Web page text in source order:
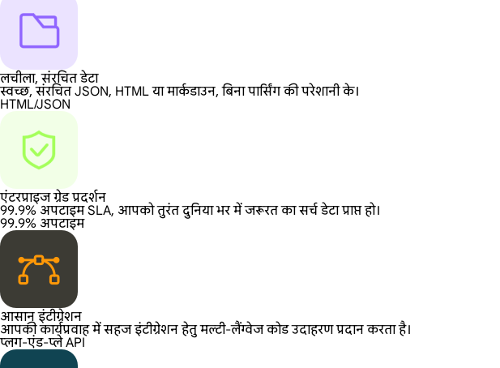
लचीला, संरचित डेटा
स्वच्छ, संरचित JSON, HTML या मार्कडाउन, बिना पार्सिंग की परेशानी के।
HTML/JSON
एंटरप्राइज ग्रेड प्रदर्शन
99.9% अपटाइम SLA, आपको तुरंत दुनिया भर में जरूरत का सर्च डेटा प्राप्त हो।
99.9% अपटाइम
आसान इंटीग्रेशन
आपकी कार्यप्रवाह में सहज इंटीग्रेशन हेतु मल्टी-लैंग्वेज कोड उदाहरण प्रदान करता है।
प्लग-एंड-प्ले API